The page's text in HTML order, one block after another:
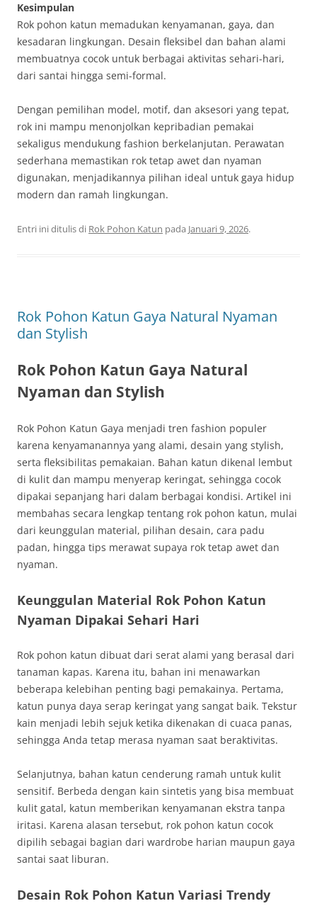
Kesimpulan
Rok pohon katun memadukan kenyamanan, gaya, dan
kesadaran lingkungan. Desain fleksibel dan bahan alami
membuatnya cocok untuk berbagai aktivitas sehari-hari,
dari santai hingga semi-formal.
Dengan pemilihan model, motif, dan aksesori yang tepat,
rok ini mampu menonjolkan kepribadian pemakai
sekaligus mendukung fashion berkelanjutan. Perawatan
sederhana memastikan rok tetap awet dan nyaman
digunakan, menjadikannya pilihan ideal untuk gaya hidup
modern dan ramah lingkungan.
Entri ini ditulis di Rok Pohon Katun pada Januari 9, 2026.
Rok Pohon Katun Gaya Natural Nyaman
dan Stylish
Rok Pohon Katun Gaya Natural
Nyaman dan Stylish
Rok Pohon Katun Gaya menjadi tren fashion populer
karena kenyamanannya yang alami, desain yang stylish,
serta fleksibilitas pemakaian. Bahan katun dikenal lembut
di kulit dan mampu menyerap keringat, sehingga cocok
dipakai sepanjang hari dalam berbagai kondisi. Artikel ini
membahas secara lengkap tentang rok pohon katun, mulai
dari keunggulan material, pilihan desain, cara padu
padan, hingga tips merawat supaya rok tetap awet dan
nyaman.
Keunggulan Material Rok Pohon Katun
Nyaman Dipakai Sehari Hari
Rok pohon katun dibuat dari serat alami yang berasal dari
tanaman kapas. Karena itu, bahan ini menawarkan
beberapa kelebihan penting bagi pemakainya. Pertama,
katun punya daya serap keringat yang sangat baik. Tekstur
kain menjadi lebih sejuk ketika dikenakan di cuaca panas,
sehingga Anda tetap merasa nyaman saat beraktivitas.
Selanjutnya, bahan katun cenderung ramah untuk kulit
sensitif. Berbeda dengan kain sintetis yang bisa membuat
kulit gatal, katun memberikan kenyamanan ekstra tanpa
iritasi. Karena alasan tersebut, rok pohon katun cocok
dipilih sebagai bagian dari wardrobe harian maupun gaya
santai saat liburan.
Desain Rok Pohon Katun Variasi Trendy